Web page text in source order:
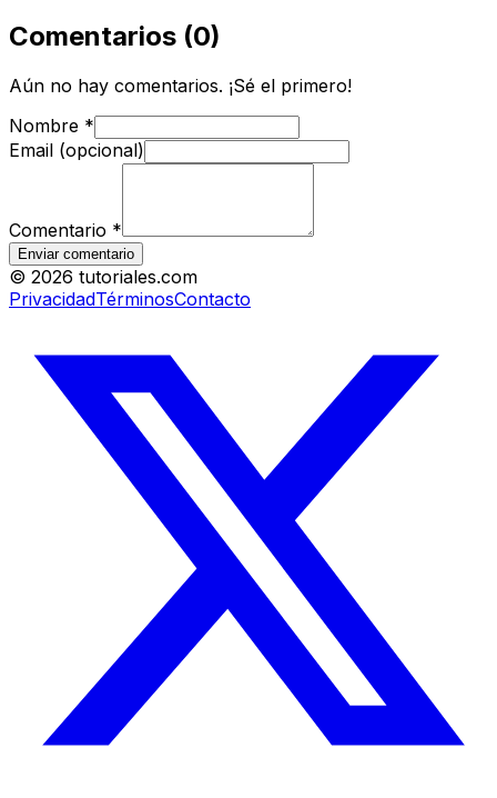
Comentarios (0)
Aún no hay comentarios. ¡Sé el primero!
Nombre *
Email (opcional)
Comentario *
Enviar comentario
© 2026 tutoriales.com
PrivacidadTérminosContacto